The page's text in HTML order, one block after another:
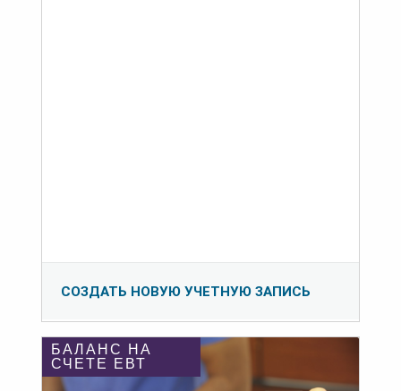
СОЗДАТЬ НОВУЮ УЧЕТНУЮ ЗАПИСЬ
БАЛАНС НА
СЧЕТЕ ЕВТ